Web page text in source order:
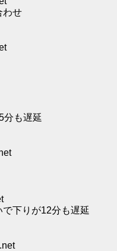
わせ
分も遅延
下りが12分も遅延